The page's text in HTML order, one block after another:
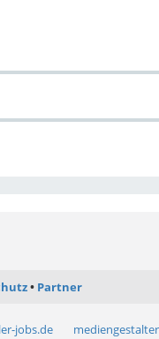
Partner
jobs.de